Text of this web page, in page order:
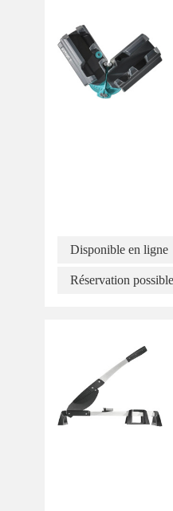
Disponible en ligne
Réservation possible